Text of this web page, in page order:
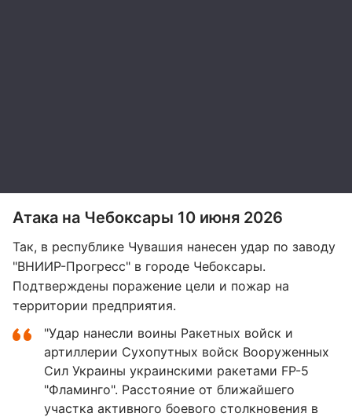
Атака на Чебоксары 10 июня 2026
Так, в республике Чувашия нанесен удар по заводу
"ВНИИР-Прогресс" в городе Чебоксары.
Подтверждены поражение цели и пожар на
территории предприятия.
"Удар нанесли воины Ракетных войск и
артиллерии Сухопутных войск Вооруженных
Сил Украины украинскими ракетами FP-5
"Фламинго". Расстояние от ближайшего
участка активного боевого столкновения в